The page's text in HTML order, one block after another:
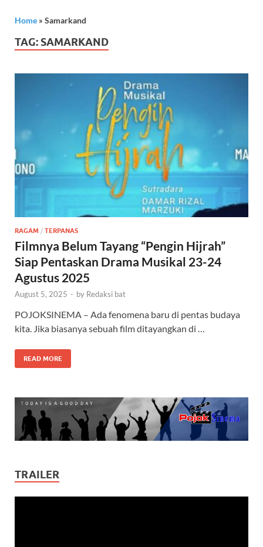
Home » Samarkand
TAG: SAMARKAND
RAGAM / TERPANAS
Filmnya Belum Tayang “Pengin Hijrah”
Siap Pentaskan Drama Musikal 23-24
Agustus 2025
August 5, 2025 - by Redaksi bat
POJOKSINEMA – Ada fenomena baru di pentas budaya
kita. Jika biasanya sebuah film ditayangkan di …
READ MORE
TRAILER